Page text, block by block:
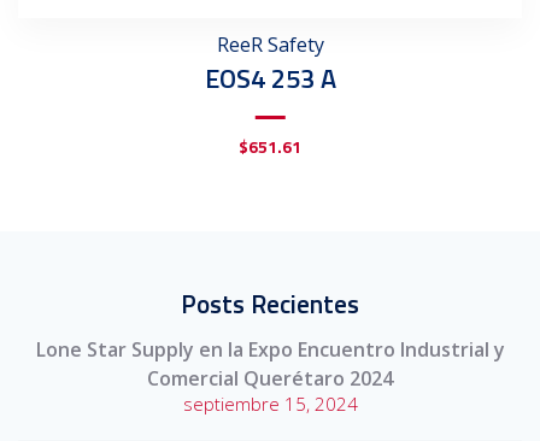
ReeR Safety
EOS4 253 A
$651.61
Posts Recientes
Lone Star Supply en la Expo Encuentro Industrial y
Comercial Querétaro 2024
septiembre 15, 2024